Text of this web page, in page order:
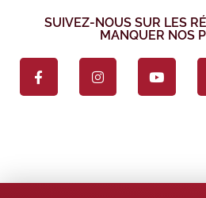
SUIVEZ-NOUS SUR LES
MANQUER NOS